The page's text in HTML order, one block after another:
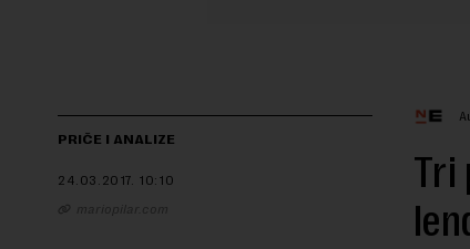
PRIČE I ANALIZE
24.03.2017. 10:10
mariopilar.com
Tri